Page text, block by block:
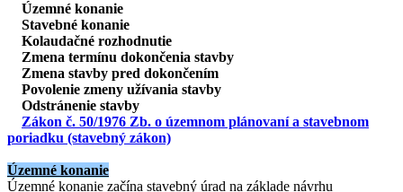
Územné konanie
Stavebné konanie
Kolaudačné rozhodnutie
Zmena termínu dokončenia stavby
Zmena stavby pred dokončením
Povolenie zmeny užívania stavby
Odstránenie stavby
Zákon č. 50/1976 Zb. o územnom plánovaní a stavebnom
poriadku (stavebný zákon)
Územné konanie
Územné konanie začína stavebný úrad na základe návrhu